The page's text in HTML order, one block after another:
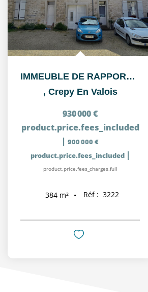
IMMEUBLE DE RAPPORT situé entre CREPY EN VALOIS et SENLIS
, Crepy En Valois
930 000 €
product.price.fees_included
| 900 000 €
product.price.fees_included |
product.price.fees_charges.full
384 m² Réf : 3222